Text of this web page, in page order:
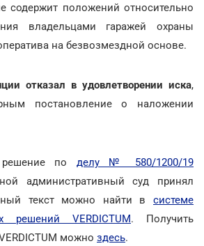
содержит положений относительно
владельцами гаражей охраны
на безвозмездной основе.
отказал в удовлетворении иска,
постановление о наложении
решение по делу № 580/1200/19
административный суд принял
текст можно найти в системе
решений VERDICTUM. Получить
можно здесь.